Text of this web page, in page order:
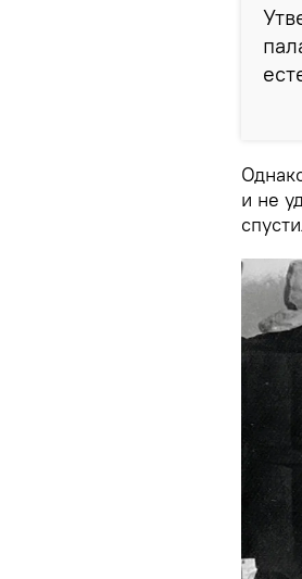
и не